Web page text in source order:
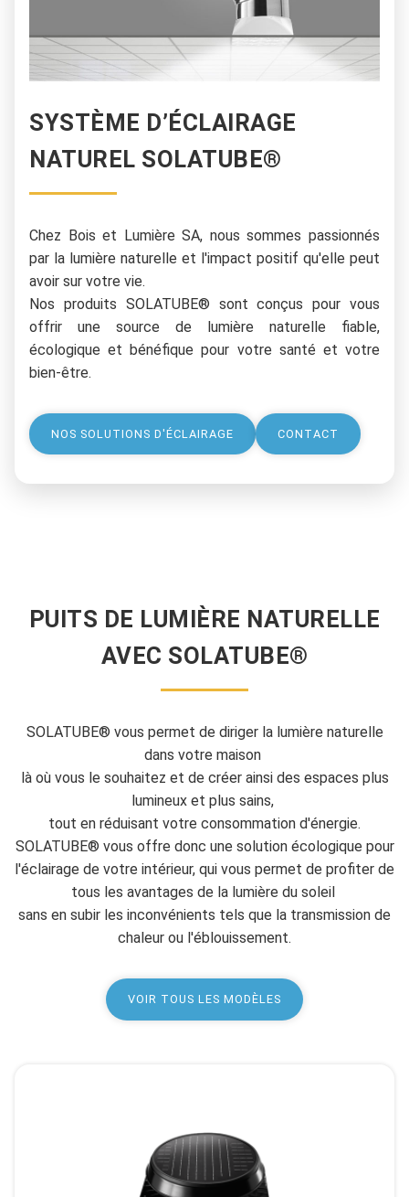
SYSTÈME D’ÉCLAIRAGE
NATUREL SOLATUBE®
Chez Bois et Lumière SA, nous sommes passionnés
par la lumière naturelle et l'impact positif qu'elle peut
avoir sur votre vie.
Nos produits SOLATUBE® sont conçus pour vous
offrir une source de lumière naturelle fiable,
écologique et bénéfique pour votre santé et votre
bien-être.
NOS SOLUTIONS D'ÉCLAIRAGE CONTACT
PUITS DE LUMIÈRE NATURELLE
AVEC SOLATUBE®
SOLATUBE® vous permet de diriger la lumière naturelle
dans votre maison
là où vous le souhaitez et de créer ainsi des espaces plus
lumineux et plus sains,
tout en réduisant votre consommation d'énergie.
SOLATUBE® vous offre donc une solution écologique pour
l'éclairage de votre intérieur, qui vous permet de profiter de
tous les avantages de la lumière du soleil
sans en subir les inconvénients tels que la transmission de
chaleur ou l'éblouissement.
VOIR TOUS LES MODÈLES